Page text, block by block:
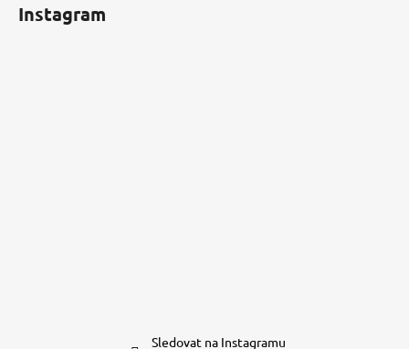
Instagram
Sledovat na Instagramu